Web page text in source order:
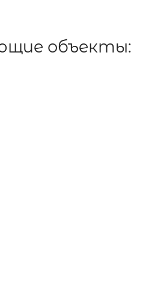
объекты: